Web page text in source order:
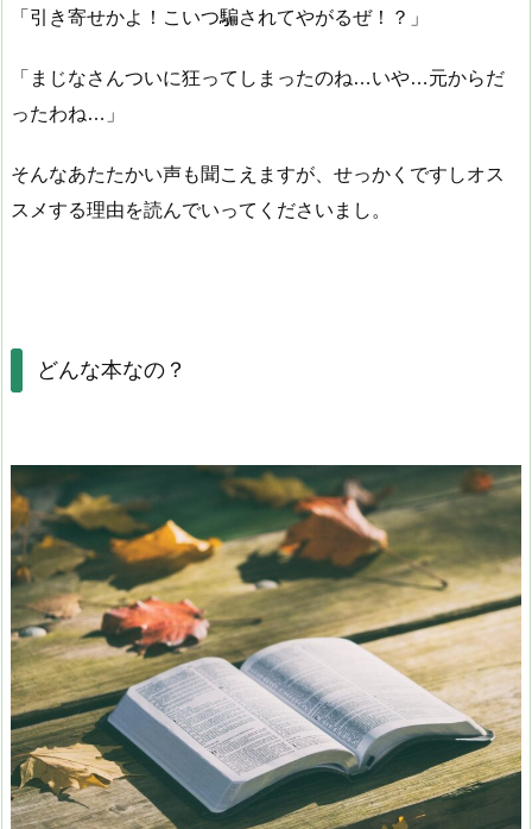
「引き寄せかよ！こいつ騙されてやがるぜ！？」
「まじなさんついに狂ってしまったのね…いや…元からだ
ったわね…」
そんなあたたかい声も聞こえますが、せっかくですしオス
スメする理由を読んでいってくださいまし。
どんな本なの？